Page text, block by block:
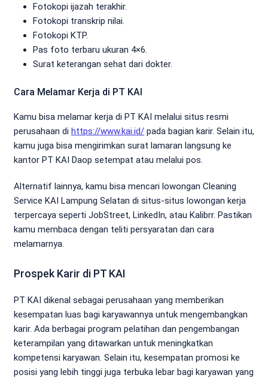
Fotokopi ijazah terakhir.
Fotokopi transkrip nilai.
Fotokopi KTP.
Pas foto terbaru ukuran 4×6.
Surat keterangan sehat dari dokter.
Cara Melamar Kerja di PT KAI
Kamu bisa melamar kerja di PT KAI melalui situs resmi
perusahaan di https://www.kai.id/ pada bagian karir. Selain itu,
kamu juga bisa mengirimkan surat lamaran langsung ke
kantor PT KAI Daop setempat atau melalui pos.
Alternatif lainnya, kamu bisa mencari lowongan Cleaning
Service KAI Lampung Selatan di situs-situs lowongan kerja
terpercaya seperti JobStreet, LinkedIn, atau Kalibrr. Pastikan
kamu membaca dengan teliti persyaratan dan cara
melamarnya.
Prospek Karir di PT KAI
PT KAI dikenal sebagai perusahaan yang memberikan
kesempatan luas bagi karyawannya untuk mengembangkan
karir. Ada berbagai program pelatihan dan pengembangan
keterampilan yang ditawarkan untuk meningkatkan
kompetensi karyawan. Selain itu, kesempatan promosi ke
posisi yang lebih tinggi juga terbuka lebar bagi karyawan yang